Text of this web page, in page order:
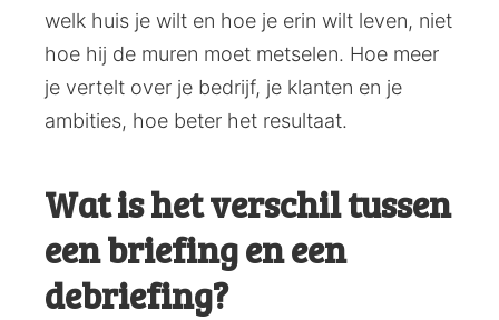
welk huis je wilt en hoe je erin wilt leven, niet
hoe hij de muren moet metselen. Hoe meer
je vertelt over je bedrijf, je klanten en je
ambities, hoe beter het resultaat.
Wat is het verschil tussen
een briefing en een
debriefing?